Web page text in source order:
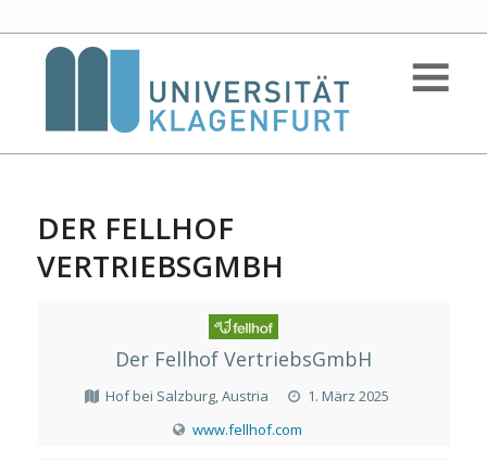
DER FELLHOF
VERTRIEBSGMBH
Der Fellhof VertriebsGmbH
Hof bei Salzburg, Austria
1. März 2025
www.fellhof.com